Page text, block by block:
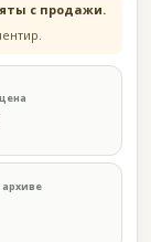
с продажи.